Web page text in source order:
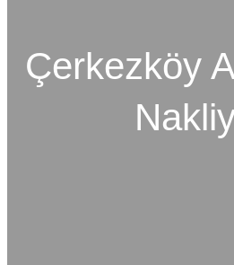
Çerkezköy